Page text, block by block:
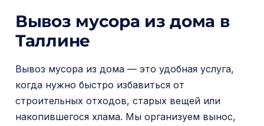
Вывоз мусора из дома в
Таллине
Вывоз мусора из дома — это удобная услуга,
когда нужно быстро избавиться от
строительных отходов, старых вещей или
накопившегося хлама. Мы организуем вынос,